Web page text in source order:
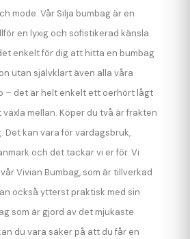
mode. Vår Silja bumbag är en
en lyxig och sofistikerad känsla.
enkelt för dig att hitta en bumbag
utan självklart även alla våra
– det är helt enkelt ett oerhört lågt
mellan. Köper du två är frakten
Det kan vara för vardagsbruk,
och det tackar vi er för. Vi
Vivian Bumbag, som är tillverkad
också ytterst praktisk med sin
som är gjord av det mjukaste
du vara säker på att du får en